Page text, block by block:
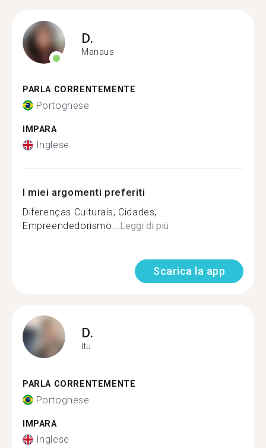
D.
Manaus
PARLA CORRENTEMENTE
Portoghese
IMPARA
Inglese
I miei argomenti preferiti
Diferenças Culturais, Cidades,
Empreendedorismo...Leggi di più
Scarica la app
D.
Itu
PARLA CORRENTEMENTE
Portoghese
IMPARA
Inglese